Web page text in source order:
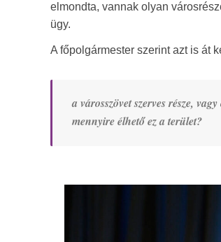
elmondta, vannak olyan
ügy.
A főpolgármester szerint azt is át
a városszövet szerves része,
mennyire élhető ez a terület?